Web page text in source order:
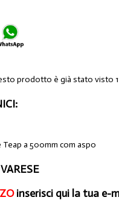
prodotto è già stato visto
Teap a 500mm com aspo
inserisci qui la tua e-